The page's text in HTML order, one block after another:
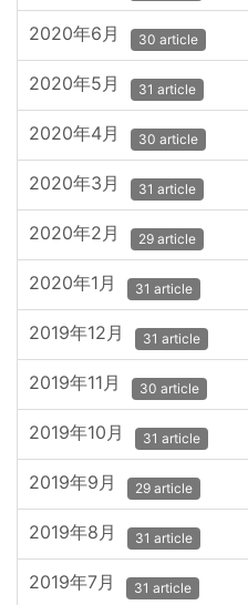
2020年6月 30 article
2020年5月 31 article
2020年4月 30 article
2020年3月 31 article
2020年2月 29 article
2020年1月 31 article
2019年12月 31 article
2019年11月 30 article
2019年10月 31 article
2019年9月 29 article
2019年8月 31 article
2019年7月 31 article